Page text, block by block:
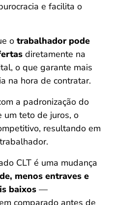
e facilita o
o trabalhador pode
diretamente na
o que garante mais
na hora de contratar.
a padronização do
um teto de juros, o
resultando em
CLT é uma mudança
menos entraves e
baixos —
comparado antes de